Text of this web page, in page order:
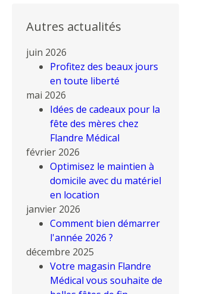
Autres actualités
juin 2026
Profitez des beaux jours
en toute liberté
mai 2026
Idées de cadeaux pour la
fête des mères chez
Flandre Médical
février 2026
Optimisez le maintien à
domicile avec du matériel
en location
janvier 2026
Comment bien démarrer
l'année 2026 ?
décembre 2025
Votre magasin Flandre
Médical vous souhaite de